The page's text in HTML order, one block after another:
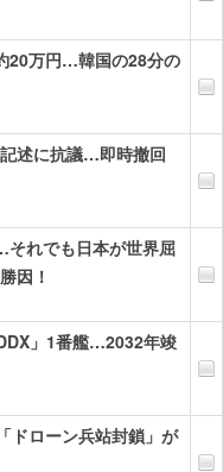
20万円…韓国の28分の
述に抗議…即時撤回
れでも日本が世界屈
因！
」1番艦…2032年竣
ドローン兵站封鎖」が